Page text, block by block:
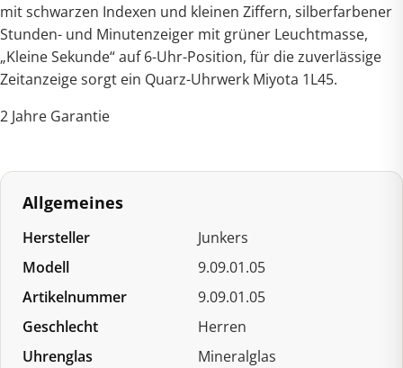
mit schwarzen Indexen und kleinen Ziffern, silberfarbener
Stunden- und Minutenzeiger mit grüner Leuchtmasse,
„Kleine Sekunde“ auf 6-Uhr-Position, für die zuverlässige
Zeitanzeige sorgt ein Quarz-Uhrwerk Miyota 1L45.
2 Jahre Garantie
Allgemeines
Hersteller
Junkers
Modell
9.09.01.05
Artikelnummer
9.09.01.05
Geschlecht
Herren
Uhrenglas
Mineralglas